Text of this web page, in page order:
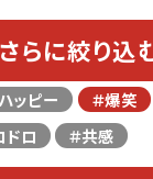
らに絞り込
ッピー ＃爆笑
ドロ ＃共感